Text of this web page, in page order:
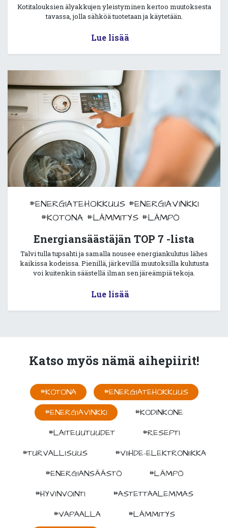
Kotitalouksien älyakkujen yleistyminen kertoo muutoksesta
tavassa, jolla sähköä tuotetaan ja käytetään.
Lue lisää
#ENERGIATEHOKKUUS #ENERGIAVINKKI
#KOTONA #LÄMMITYS #LÄMPÖ
Energiansäästäjän TOP 7 -lista
Talvi tulla tupsahti ja samalla nousee energiankulutus lähes
kaikissa kodeissa. Pienillä, järkevillä muutoksilla kulutusta
voi kuitenkin säästellä ilman sen järeämpiä tekoja.
Lue lisää
Katso myös nämä aihepiirit!
#KOTONA
#ENERGIATEHOKKUUS
#ENERGIAVINKKI
#KODINKONE
#LAITEUUTUUDET
#RESEPTI
#TURVALLISUUS
#VIIHDE-ELEKTRONIIKKA
#ENERGIANSÄÄSTÖ
#LÄMPÖ
#HYVINVOINTI
#ASTETTAALEMMAS
#VAPAALLA
#LÄMMITYS